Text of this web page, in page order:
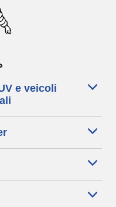
e veicoli